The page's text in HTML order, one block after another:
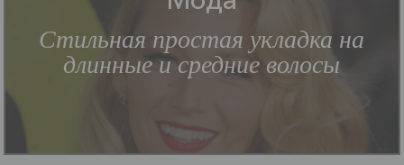
Стильная простая укладка на
длинные и средние волосы